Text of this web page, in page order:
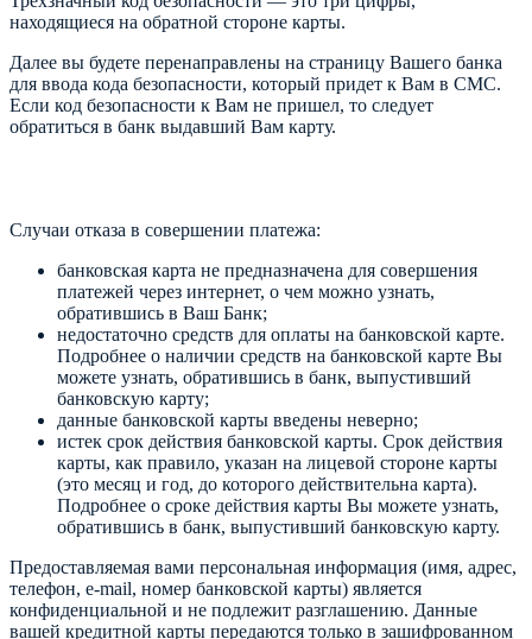
находящиеся на обратной стороне карты.
Далее вы будете перенаправлены на страницу Вашего банка
для ввода кода безопасности, который придет к Вам в СМС.
Если код безопасности к Вам не пришел, то следует
обратиться в банк выдавший Вам карту.
Случаи отказа в совершении платежа:
банковская карта не предназначена для совершения
платежей через интернет, о чем можно узнать,
обратившись в Ваш Банк;
недостаточно средств для оплаты на банковской карте.
Подробнее о наличии средств на банковской карте Вы
можете узнать, обратившись в банк, выпустивший
банковскую карту;
данные банковской карты введены неверно;
истек срок действия банковской карты. Срок действия
карты, как правило, указан на лицевой стороне карты
(это месяц и год, до которого действительна карта).
Подробнее о сроке действия карты Вы можете узнать,
обратившись в банк, выпустивший банковскую карту.
Предоставляемая вами персональная информация (имя, адрес,
телефон, e-mail, номер банковской карты) является
конфиденциальной и не подлежит разглашению. Данные
вашей кредитной карты передаются только в зашифрованном